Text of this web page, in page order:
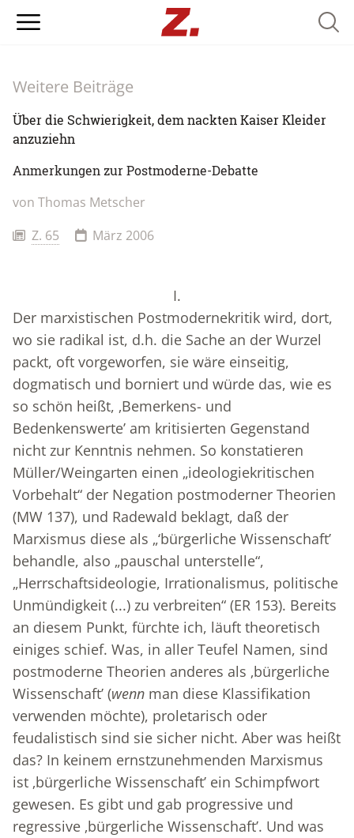
Weitere Beiträge
Über die Schwierigkeit, dem nackten Kaiser Kleider
anzuziehn
Anmerkungen zur Postmoderne-Debatte
von Thomas Metscher
Z. 65
März 2006
I.
Der marxistischen Postmodernekritik wird, dort,
wo sie radikal ist, d.h. die Sache an der Wurzel
packt, oft vorgeworfen, sie wäre einseitig,
dogmatisch und borniert und würde das, wie es
so schön heißt, ‚Bemerkens- und
Bedenkenswerte’ am kritisierten Gegenstand
nicht zur Kenntnis nehmen. So konstatieren
Müller/Weingarten einen „ideologiekritischen
Vorbehalt“ der Negation postmoderner Theorien
(MW 137), und Radewald beklagt, daß der
Marxismus diese als „‘bürgerliche Wissenschaft’
behandle, also „pauschal unterstelle“,
„Herrschaftsideologie, Irrationalismus, politische
Unmündigkeit (...) zu verbreiten“ (ER 153). Bereits
an diesem Punkt, fürchte ich, läuft theoretisch
einiges schief. Was, in aller Teufel Namen, sind
postmoderne Theorien anderes als ‚bürgerliche
Wissenschaft’ (wenn man diese Klassifikation
verwenden möchte), proletarisch oder
feudalistisch sind sie sicher nicht. Aber was heißt
das? In keinem ernstzunehmenden Marxismus
ist ‚bürgerliche Wissenschaft’ ein Schimpfwort
gewesen. Es gibt und gab progressive und
regressive ‚bürgerliche Wissenschaft’. Und was